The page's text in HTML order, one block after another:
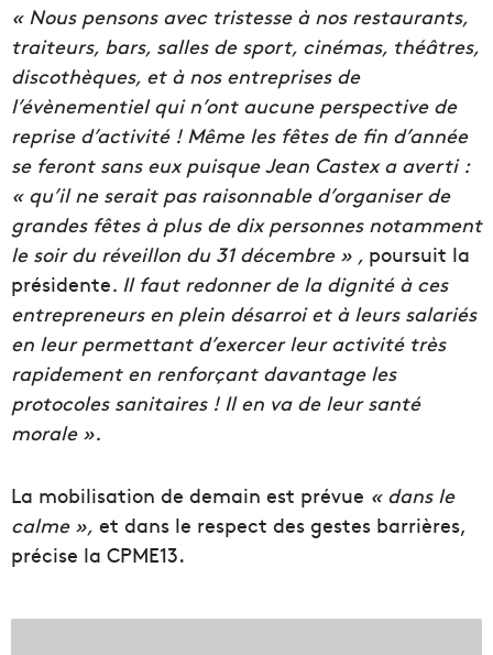
« Nous pensons avec tristesse à nos restaurants,
traiteurs, bars, salles de sport, cinémas, théâtres,
discothèques, et à nos entreprises de
l’évènementiel qui n’ont aucune perspective de
reprise d’activité ! Même les fêtes de fin d’année
se feront sans eux puisque Jean Castex a averti :
« qu’il ne serait pas raisonnable d’organiser de
grandes fêtes à plus de dix personnes notamment
le soir du réveillon du 31 décembre » , poursuit la
présidente. Il faut redonner de la dignité à ces
entrepreneurs en plein désarroi et à leurs salariés
en leur permettant d’exercer leur activité très
rapidement en renforçant davantage les
protocoles sanitaires ! Il en va de leur santé
morale ».
La mobilisation de demain est prévue « dans le
calme », et dans le respect des gestes barrières,
précise la CPME13.